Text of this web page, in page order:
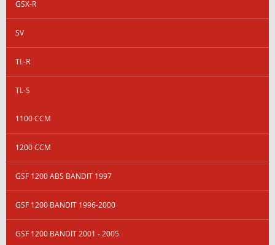
GSX-R
SV
TL-R
TL-S
1100 CCM
1200 CCM
GSF 1200 ABS BANDIT 1997
GSF 1200 BANDIT 1996-2000
GSF 1200 BANDIT 2001 - 2005